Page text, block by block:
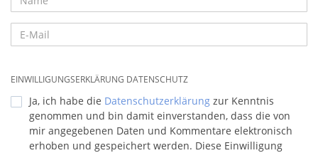
EINWILLIGUNGSERKLÄRUNG DATENSCHUTZ
Ja, ich habe die Datenschutzerklärung zur Kenntnis
genommen und bin damit einverstanden, dass die von
mir angegebenen Daten und Kommentare elektronisch
erhoben und gespeichert werden. Diese Einwilligung